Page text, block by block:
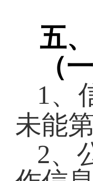
五
（
1、
未能
2、